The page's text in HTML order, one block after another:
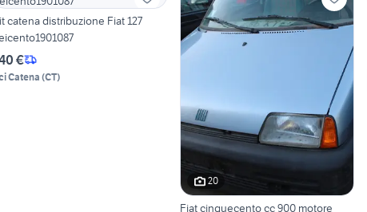
catena distribuzione Fiat 127
€
Catena (CT)
20
Fiat cinquecento cc 900 motore